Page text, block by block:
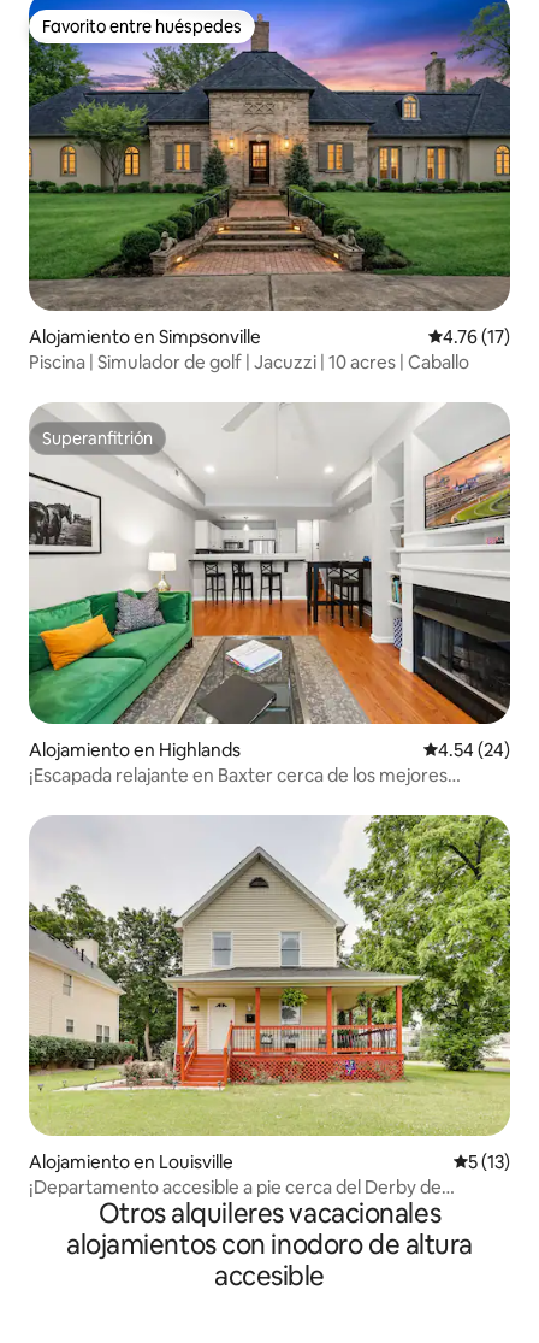
Favorito entre huéspedes
Favorito entre huéspedes
Alojamiento en Simpsonville Calificación
4.76 (17)
Piscina | Simulador de golf | Jacuzzi | 10 acres | Caballo
Superanfitrión
Superanfitrión
Alojamiento en Highlands Calificación
4.54 (24)
¡Escapada relajante en Baxter cerca de los mejores
Alojamiento en Louisville
5 (13)
¡Departamento accesible a pie cerca del Derby de
Kentucky!Otros alquileres vacacionales
alojamientos con inodoro de altura
accesible